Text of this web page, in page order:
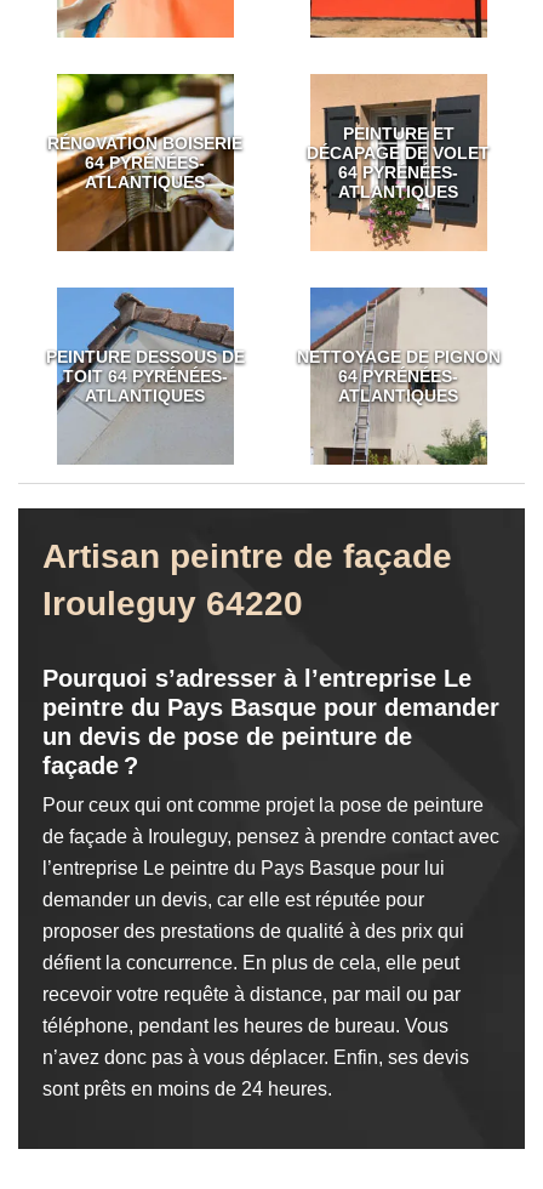
RÉNOVATION BOISERIE
64 PYRÉNÉES-
ATLANTIQUES
PEINTURE ET
DÉCAPAGE DE VOLET
64 PYRÉNÉES-
ATLANTIQUES
PEINTURE DESSOUS DE
TOIT 64 PYRÉNÉES-
ATLANTIQUES
NETTOYAGE DE PIGNON
64 PYRÉNÉES-
ATLANTIQUES
Artisan peintre de façade
Irouleguy 64220
Pourquoi s’adresser à l’entreprise Le
peintre du Pays Basque pour demander
un devis de pose de peinture de
façade ?
Pour ceux qui ont comme projet la pose de peinture
de façade à Irouleguy, pensez à prendre contact avec
l’entreprise Le peintre du Pays Basque pour lui
demander un devis, car elle est réputée pour
proposer des prestations de qualité à des prix qui
défient la concurrence. En plus de cela, elle peut
recevoir votre requête à distance, par mail ou par
téléphone, pendant les heures de bureau. Vous
n’avez donc pas à vous déplacer. Enfin, ses devis
sont prêts en moins de 24 heures.